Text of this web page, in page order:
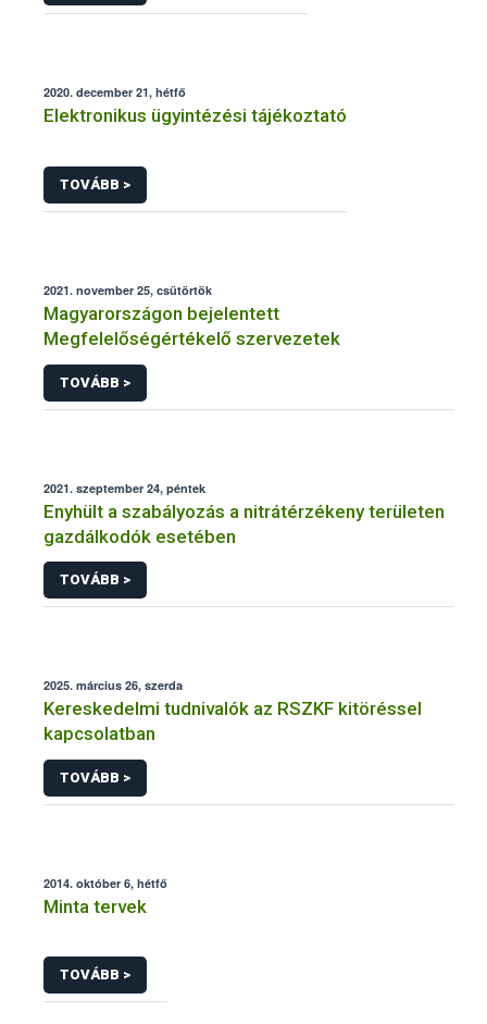
2020. december 21, hétfő
Elektronikus ügyintézési tájékoztató
TOVÁBB >
2021. november 25, csütörtök
Magyarországon bejelentett
Megfelelőségértékelő szervezetek
TOVÁBB >
2021. szeptember 24, péntek
Enyhült a szabályozás a nitrátérzékeny területen
gazdálkodók esetében
TOVÁBB >
2025. március 26, szerda
Kereskedelmi tudnivalók az RSZKF kitöréssel
kapcsolatban
TOVÁBB >
2014. október 6, hétfő
Minta tervek
TOVÁBB >